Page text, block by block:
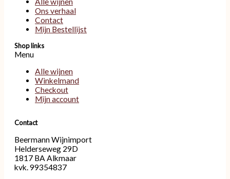
Ons verhaal
Contact
Mijn Bestellijst
Shop links
Menu
Alle wijnen
Winkelmand
Checkout
Mijn account
Contact
Beermann Wijnimport
Helderseweg 29D
1817 BA Alkmaar
kvk. 99354837